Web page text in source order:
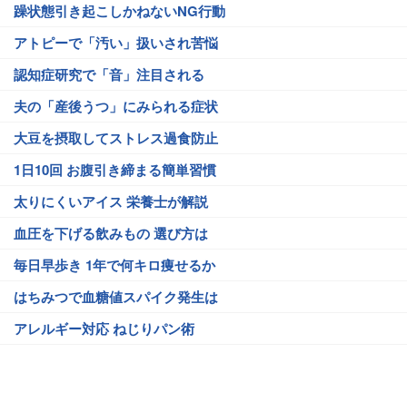
躁状態引き起こしかねないNG行動
アトピーで「汚い」扱いされ苦悩
認知症研究で「音」注目される
夫の「産後うつ」にみられる症状
大豆を摂取してストレス過食防止
1日10回 お腹引き締まる簡単習慣
太りにくいアイス 栄養士が解説
血圧を下げる飲みもの 選び方は
毎日早歩き 1年で何キロ痩せるか
はちみつで血糖値スパイク発生は
アレルギー対応 ねじりパン術